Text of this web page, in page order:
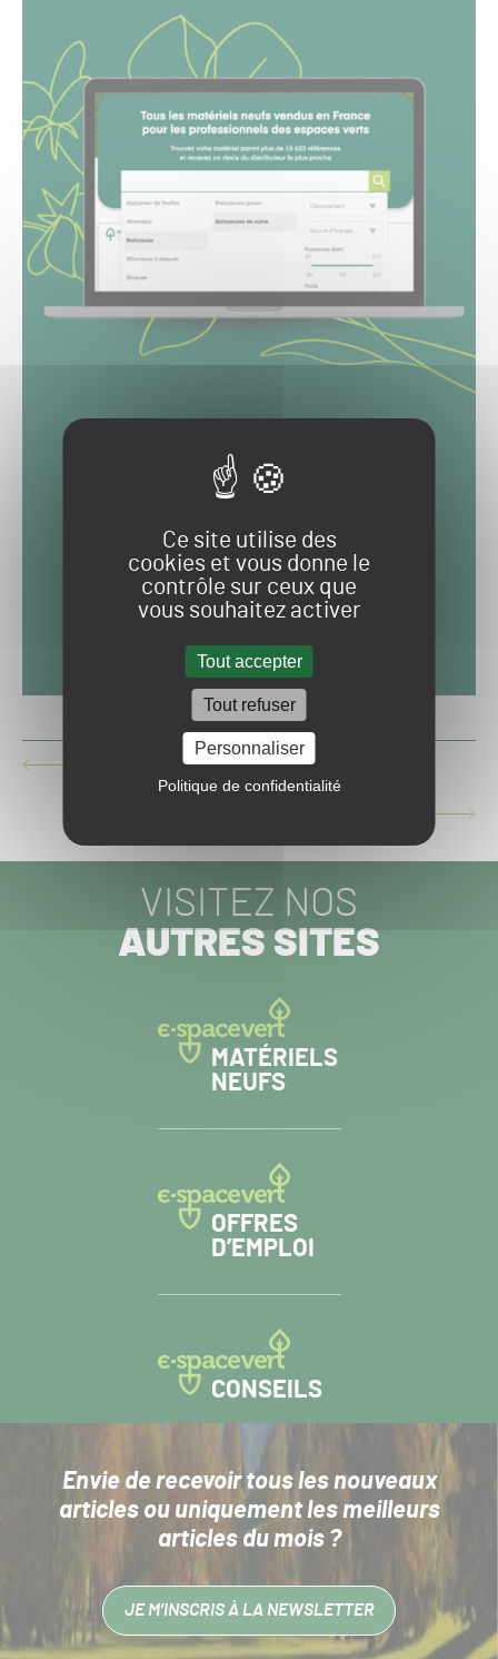
Ce site utilise des
cookies et vous donne le
contrôle sur ceux que
vous souhaitez activer
Tout accepter
Tout refuser
Personnaliser
Politique de confidentialité
ARTICLE
UN NOUVEAU PRÉSIDENT POUR PROGAZON
VISITEZ NOS
AUTRES SITES
MATÉRIELS
NEUFS
OFFRES
D’EMPLOI
CONSEILS
Envie de recevoir tous les nouveaux
articlesou uniquement les meilleurs
articles du mois ?
JE M’INSCRIS À LA NEWSLETTER